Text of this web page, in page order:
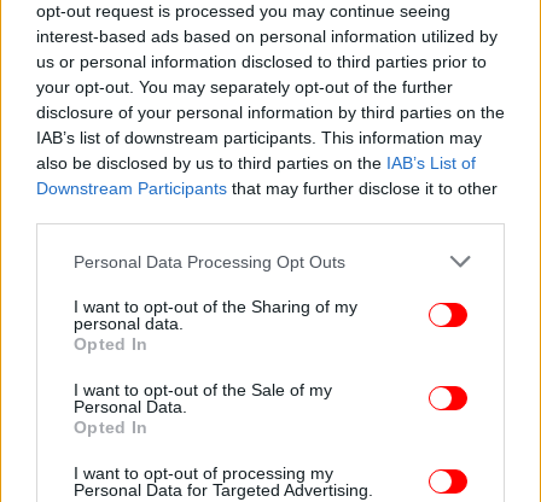
opt-out request is processed you may continue seeing
interest-based ads based on personal information utilized by
us or personal information disclosed to third parties prior to
your opt-out. You may separately opt-out of the further
disclosure of your personal information by third parties on the
IAB’s list of downstream participants. This information may
also be disclosed by us to third parties on the IAB’s List of
Downstream Participants that may further disclose it to other
Please note that this website/app uses one or more Google
not limited to your visit or usage behaviour. You may click to
grant or deny consent to Google and its third-party tags to
use your data for below specified purposes in below Google
consent section.
Personal Data Processing Opt Outs
I want to opt-out of the Sharing of my
personal data.
Opted In
I want to opt-out of the Sale of my
Personal Data.
Opted In
I want to opt-out of processing my
Personal Data for Targeted Advertising.
ΠΟΛΙΤΙΚΗ 30/06/2024 15:33
Χάρης Δούκας: Ανακοίνωσε υποψηφιότητα για
πρόεδρος του ΠΑΣΟΚ -Δεν αναζητούμε Μεσσία,
αλλά ηγεσία που θα κερδίσει
ΠΟΛΙΤΙΚΗ 30/06/2024 07:22